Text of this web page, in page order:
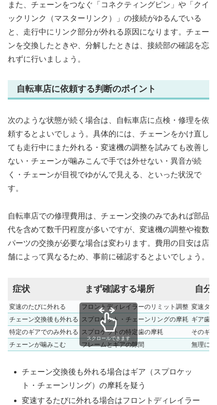
また、チェーンをつなぐ「コネクティングピン」や「クイ
ックリンク（マスターリンク）」の接続がゆるんでいる
と、走行中にリンク部分が外れる原因になります。チェー
ンを交換したときや、分解したときは、接続部の確認を忘
れずに行いましょう。
自転車店に依頼する判断のポイント
次のような状態が続く場合は、自転車店に点検・修理を依
頼するとよいでしょう。具体的には、チェーンをかけ直し
ても走行中にまた外れる・変速機の調整を試みても改善し
ない・チェーンが噛みこんで手では外せない・異音が続
く・チェーンが目視でゆがんで見える、といった状況で
す。
自転車店での修理費用は、チェーン交換のみであれば部品
代を含めて数千円程度が多いですが、変速機の調整や複数
パーツの交換が必要な場合は変わります。費用の目安は店
舗によって異なるため、事前に確認するとよいでしょう。
症状 まず確認する場所 自分
変速のたびに外れる フロントディレイラーのリミット調整 変速タ
チェーン交換後も外れる スプロケット・チェーンリングの摩耗 ギア歯
特定のギアでのみ外れる スプロケットの特定歯の摩耗
そのギ
チェーンが噛みこむ
フレームとギアの隙間 無理に
スクロールできます
チェーン交換後も外れる場合はギア（スプロケッ
ト・チェーンリング）の摩耗を疑う
変速するたびに外れる場合はフロントディレイラー